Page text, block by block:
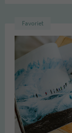
Favoriet